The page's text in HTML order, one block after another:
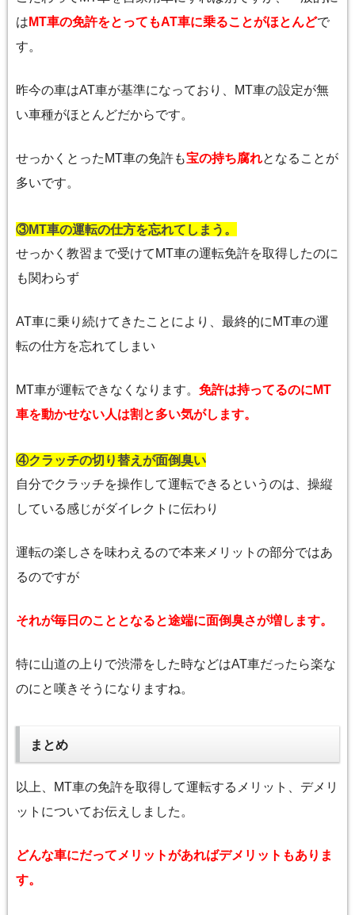
は MT車の免許をとってもAT車に乗ることがほとんどで
す。
昨今の車はAT車が基準になっており、MT車の設定が無
い車種がほとんどだからです。
せっかくとったMT車の免許も宝の持ち腐れとなることが
多いです。
③MT車の運転の仕方を忘れてしまう。
せっかく教習まで受けてMT車の運転免許を取得したのに
も関わらず
AT車に乗り続けてきたことにより、最終的にMT車の運
転の仕方を忘れてしまい
MT車が運転できなくなります。 免許は持ってるのにMT
車を動かせない人は割と多い気がします。
④クラッチの切り替えが面倒臭い
自分でクラッチを操作して運転できるというのは、操縦
している感じがダイレクトに伝わり
運転の楽しさを味わえるので本来メリットの部分ではあ
るのですが
それが毎日のこととなると途端に面倒臭さが増します。
特に山道の上りで渋滞をした時などはAT車だったら楽な
のにと嘆きそうになりますね。
まとめ
以上、MT車の免許を取得して運転するメリット、デメリ
ットについてお伝えしました。
どんな車にだってメリットがあればデメリットもありま
す。